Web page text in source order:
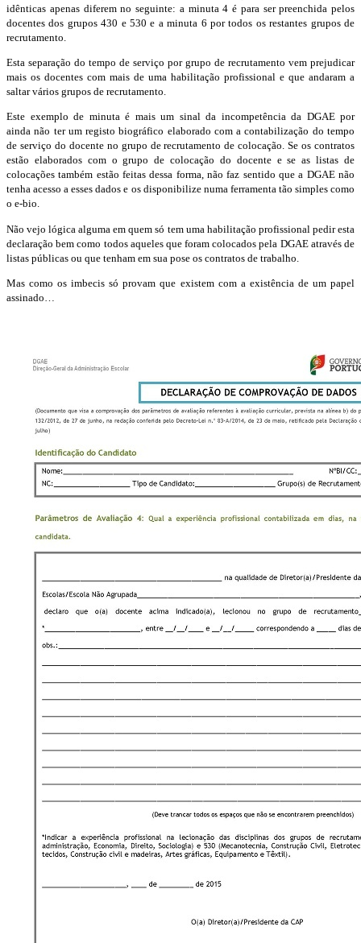
idênticas apenas diferem no seguinte: a minuta 4 é para ser preenchida pelos
docentes dos grupos 430 e 530 e a minuta 6 por todos os restantes grupos de
recrutamento.
Esta separação do tempo de serviço por grupo de recrutamento vem prejudicar
mais os docentes com mais de uma habilitação profissional e que andaram a
saltar vários grupos de recrutamento.
Este exemplo de minuta é mais um sinal da incompetência da DGAE por
ainda não ter um registo biográfico elaborado com a contabilização do tempo
de serviço do docente no grupo de recrutamento de colocação. Se os contratos
estão elaborados com o grupo de colocação do docente e se as listas de
colocações também estão feitas dessa forma, não faz sentido que a DGAE não
tenha acesso a esses dados e os disponibilize numa ferramenta tão simples como
o e-bio.
Não vejo lógica alguma em quem só tem uma habilitação profissional pedir esta
declaração bem como todos aqueles que foram colocados pela DGAE através de
listas públicas ou que tenham em sua pose os contratos de trabalho.
Mas como os imbecis só provam que existem com a existência de um papel
assinado…